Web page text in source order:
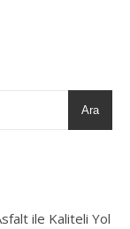
Ara
ile Kaliteli Yol